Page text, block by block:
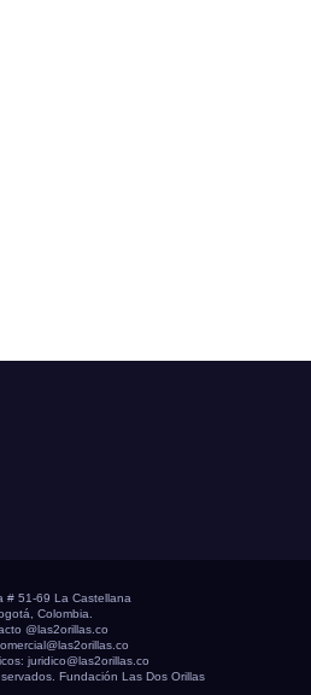
# 51-69 La Castellana
Colombia.
@las2orillas.co
juridico@las2orillas.co
Fundación Las Dos Orillas